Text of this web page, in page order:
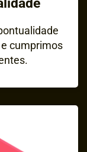
cumprimos